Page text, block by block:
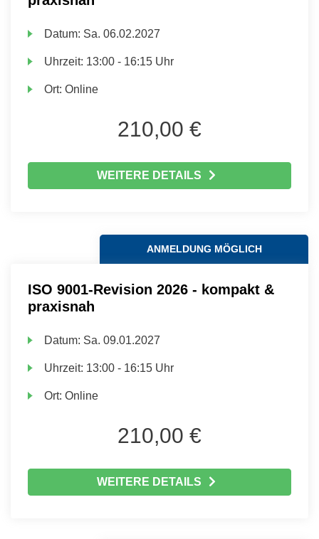
Datum: Sa. 06.02.2027
Uhrzeit: 13:00 - 16:15 Uhr
Ort:Online
210,00 €
WEITERE DETAILS
ANMELDUNG MÖGLICH
ISO 9001-Revision 2026 - kompakt &
praxisnah
Datum: Sa. 09.01.2027
Uhrzeit: 13:00 - 16:15 Uhr
Ort:Online
210,00 €
WEITERE DETAILS